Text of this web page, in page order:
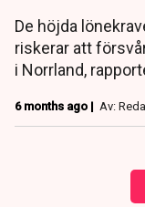
De höjda
riskerar att
i Norrland,
6 months ago | Av: